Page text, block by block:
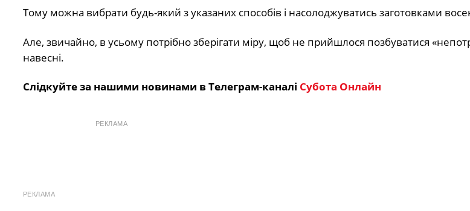
Тому можна вибрати будь-який з указаних способів і насолоджуватись заготовками
Але, звичайно, в усьому потрібно зберігати міру, щоб не прийшлося позбуватися
навесні.
Слідкуйте за нашими новинами в Телеграм-каналі Субота Онлайн
РЕКЛАМА
РЕКЛАМА